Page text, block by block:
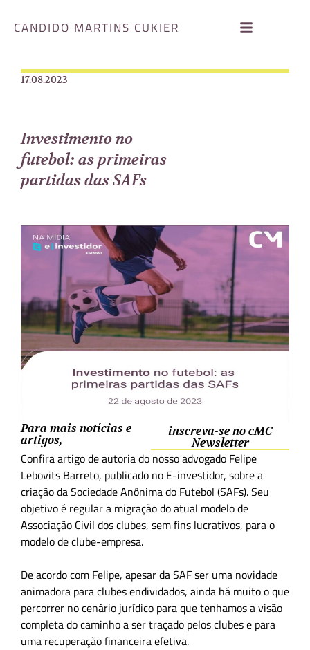
CANDIDO MARTINS CUKIER
17.08.2023
Investimento no
futebol: as primeiras
partidas das SAFs
Para mais notícias e
artigos,
inscreva-se no cMC
Newsletter
Confira artigo de autoria do nosso advogado Felipe
Lebovits Barreto, publicado no E-investidor, sobre a
criação da Sociedade Anônima do Futebol (SAFs). Seu
objetivo é regular a migração do atual modelo de
Associação Civil dos clubes, sem fins lucrativos, para o
modelo de clube-empresa.
De acordo com Felipe, apesar da SAF ser uma novidade
animadora para clubes endividados, ainda há muito o que
percorrer no cenário jurídico para que tenhamos a visão
completa do caminho a ser traçado pelos clubes e para
uma recuperação financeira efetiva.